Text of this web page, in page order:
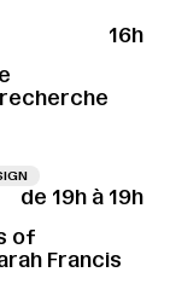
16h
de 19h à 19h
of
Francis